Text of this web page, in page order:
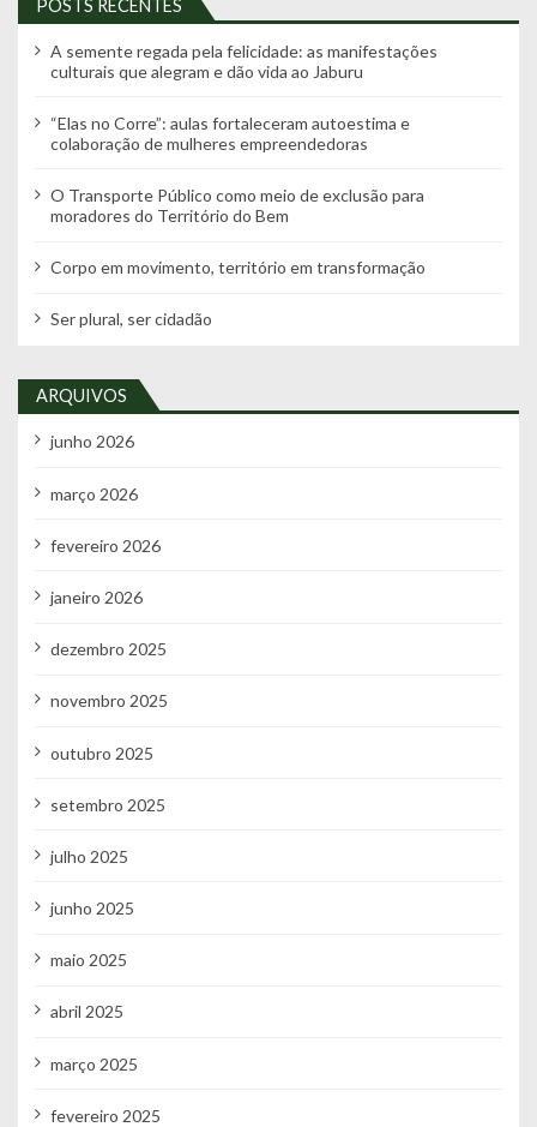
POSTS RECENTES
A semente regada pela felicidade: as manifestações
culturais que alegram e dão vida ao Jaburu
“Elas no Corre”: aulas fortaleceram autoestima e
colaboração de mulheres empreendedoras
O Transporte Público como meio de exclusão para
moradores do Território do Bem
Corpo em movimento, território em transformação
Ser plural, ser cidadão
ARQUIVOS
junho 2026
março 2026
fevereiro 2026
janeiro 2026
dezembro 2025
novembro 2025
outubro 2025
setembro 2025
julho 2025
junho 2025
maio 2025
abril 2025
março 2025
fevereiro 2025